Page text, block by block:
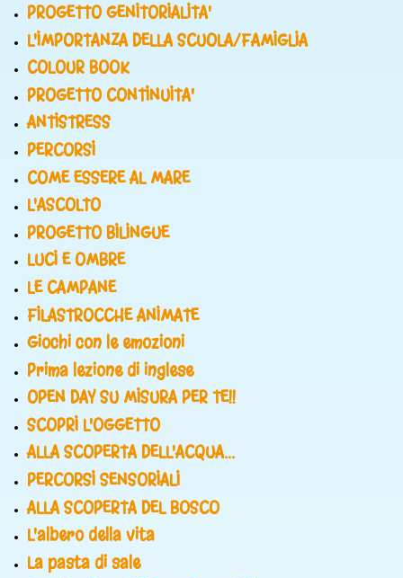
PROGETTO GENITORIALITA'
L'IMPORTANZA DELLA SCUOLA/FAMIGLIA
COLOUR BOOK
PROGETTO CONTINUITA'
ANTISTRESS
PERCORSI
COME ESSERE AL MARE
L'ASCOLTO
PROGETTO BILINGUE
LUCI E OMBRE
LE CAMPANE
FILASTROCCHE ANIMATE
Giochi con le emozioni
Prima lezione di inglese
OPEN DAY SU MISURA PER TE!!
SCOPRI L'OGGETTO
ALLA SCOPERTA DELL'ACQUA...
PERCORSI SENSORIALI
ALLA SCOPERTA DEL BOSCO
L'albero della vita
La pasta di sale